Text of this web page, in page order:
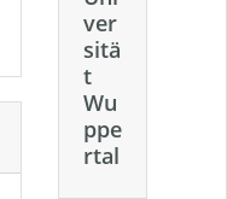
ver
sitä
t
Wu
ppe
rtal